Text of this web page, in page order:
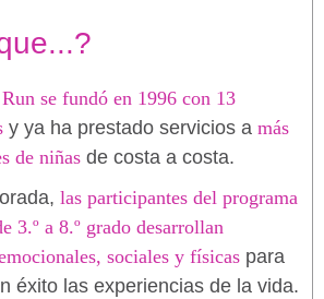
se fundó en 1996 con 13
y ya ha prestado servicios a más
de niñas de costa a costa.
las participantes del programa
3.º a 8.º grado desarrollan
sociales y físicas para
éxito las experiencias de la vida.